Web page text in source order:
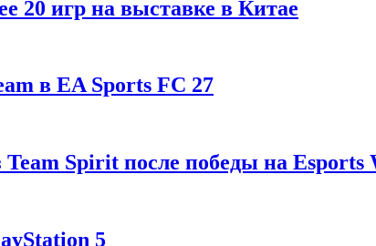
20 игр на выставке в Китае
в EA Sports FC 27
Spirit после победы на Esports
5